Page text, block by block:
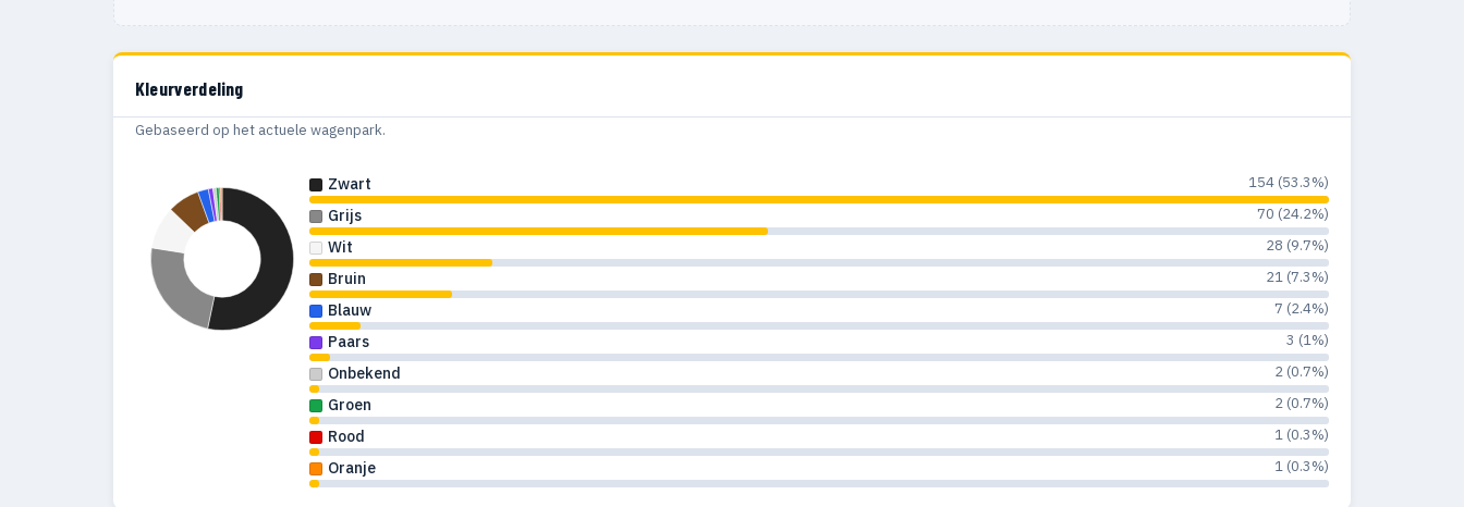
Kleurverdeling
Gebaseerd op het actuele wagenpark.
Zwart 154 (53.3%)
Grijs 70 (24.2%)
Wit 28 (9.7%)
Bruin 21 (7.3%)
Blauw 7 (2.4%)
Paars 3 (1%)
Onbekend 2 (0.7%)
Groen 2 (0.7%)
Rood 1 (0.3%)
Oranje 1 (0.3%)